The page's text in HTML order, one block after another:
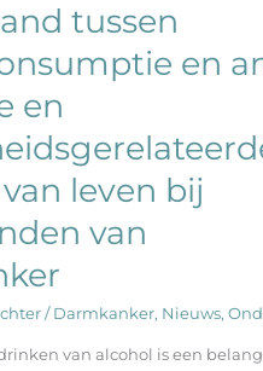
tussen
en
en
leven bij
van
/ Darmkanker, Nieuws,
van alcohol is een